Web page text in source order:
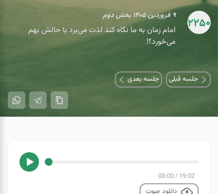
2250
۹ فروردین ۱۴۰۵ بخش دوم
️امام زمان به ما نگاه کند لذت می‌برد یا حالش بهم
می‌خورد؟!
جلسه قبلی جلسه بعدی
19:02
/
00:00
دانلود صوت